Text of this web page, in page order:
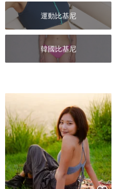
運動比基尼
韓國比基尼